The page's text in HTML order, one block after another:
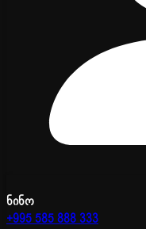
ნინო
+995 585 888 333